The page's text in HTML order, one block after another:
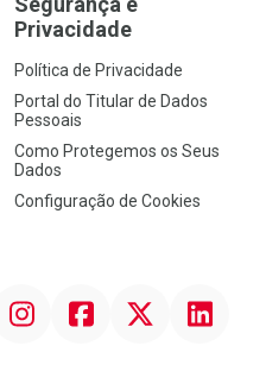
Privacidade
Política de Privacidade
Portal do Titular de Dados
Pessoais
Como Protegemos os Seus
Dados
Configuração de Cookies
InstagramFacebookTwitter Linkedin